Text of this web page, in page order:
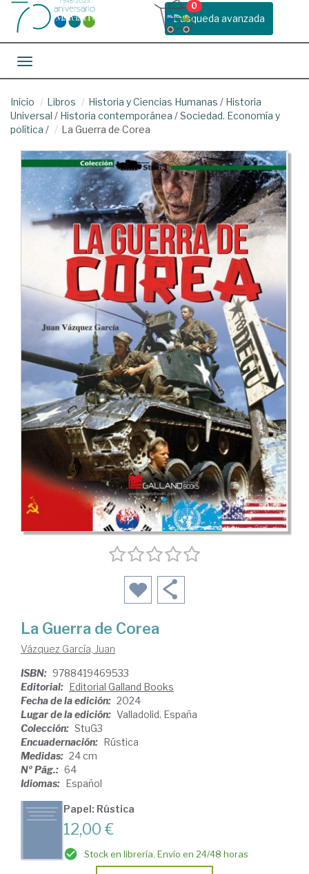
Busqueda avanzada
0
Toggle navigation
Inicio Libros Historia y Ciencias Humanas / Historia
Universal / Historia contemporánea /Sociedad. Economía y
política / La Guerra de Corea
La Guerra de Corea
Vázquez García, Juan
ISBN: 9788419469533
Editorial: Editorial Galland Books
Fecha de la edición: 2024
Lugar de la edición: Valladolid. España
Colección: StuG3
Encuadernación: Rústica
Medidas: 24 cm
Nº Pág.: 64
Idiomas: Español
Papel: Rústica
12,00 €
Stock en librería. Envío en 24/48 horas